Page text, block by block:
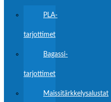
PLA-
tarjottimet
Bagassi-
tarjottimet
Maissitärkkelysalustat